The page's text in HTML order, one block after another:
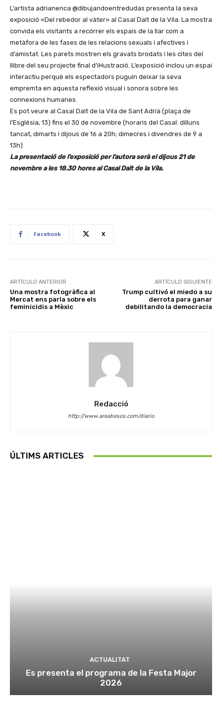
L’artista adrianenca @dibujandoentredudas presenta la seva
exposició «Del rebedor al vàter» al Casal Dalt de la Vila. La mostra
convida els visitants a recórrer els espais de la llar com a
metàfora de les fases de les relacions sexuals i afectives i
d’amistat. Les parets mostren els gravats brodats i les cites del
llibre del seu projecte final d’il·lustració. L’exposició inclou un espai
interactiu perquè els espectadors puguin deixar la seva
empremta en aquesta reflexió visual i sonora sobre les
connexions humanes.
Es pot veure al Casal Dalt de la Vila de Sant Adrià (plaça de
l’Església, 13) fins el 30 de novembre (horaris del Casal: dilluns
tancat, dimarts i dijous de 16 a 20h; dimecres i divendres de 9 a
13h)
La presentació de l’exposició per l’autora serà el dijous 21 de
novembre a les 18.30 hores al Casal Dalt de la Vila.
Facebook X
ARTÍCULO ANTERIOR
Una mostra fotogràfica al
Mercat ens parla sobre els
feminicidis a Mèxic
ARTÍCULO SIGUIENTE
Trump cultivó el miedo a su
derrota para ganar
debilitando la democracia
Redacció
http://www.areabesos.com/diario
ÚLTIMS ARTICLES
ACTUALITAT
Es presenta el programa de la Festa Major
2026